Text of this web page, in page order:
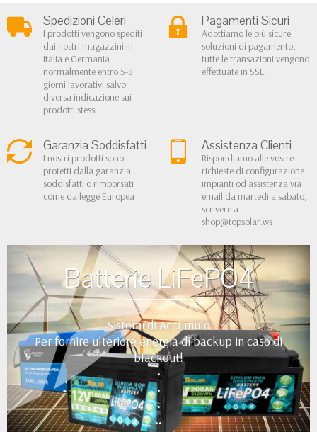
Spedizioni Celeri
I prodotti vengono spediti
dai nostri magazzini in
Italia e Germania
normalmente entro 5-8
giorni lavorativi salvo
diversa indicazione sui
prodotti stessi
Pagamenti Sicuri
Adottiamo le più sicure
soluzioni di pagamento,
tutte le transazioni vengono
effettuate in SSL.
Garanzia Soddisfatti
I nostri prodotti sono
protetti dalla garanzia
soddisfatti o rimborsati
come da legge Europea
Assistenza Clienti
Rispondiamo alle vostre
richieste di configurazione
impianti od assistenza via
email da martedì a sabato,
scrivere a
shop@topsolar.ws
Batterie LiFePO4
Sistemi di Accumulo
Per fornire ulteriore energia di backup in caso di
blackout!
•
•
•
••